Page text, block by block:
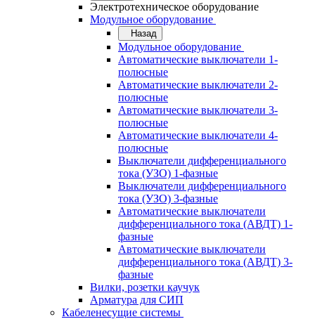
Электротехническое оборудование
Модульное оборудование
Назад
Модульное оборудование
Автоматические выключатели 1-
полюсные
Автоматические выключатели 2-
полюсные
Автоматические выключатели 3-
полюсные
Автоматические выключатели 4-
полюсные
Выключатели дифференциального
тока (УЗО) 1-фазные
Выключатели дифференциального
тока (УЗО) 3-фазные
Автоматические выключатели
дифференциального тока (АВДТ) 1-
фазные
Автоматические выключатели
дифференциального тока (АВДТ) 3-
фазные
Вилки, розетки каучук
Арматура для СИП
Кабеленесущие системы